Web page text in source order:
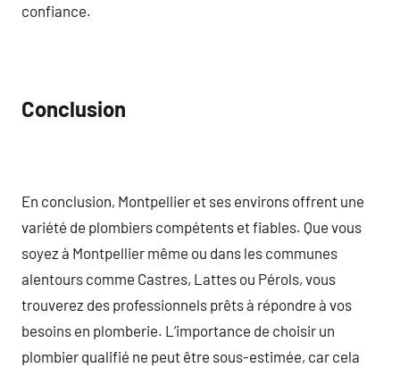
confiance.
Conclusion
En conclusion, Montpellier et ses environs offrent une
variété de plombiers compétents et fiables. Que vous
soyez à Montpellier même ou dans les communes
alentours comme Castres, Lattes ou Pérols, vous
trouverez des professionnels prêts à répondre à vos
besoins en plomberie. L’importance de choisir un
plombier qualifié ne peut être sous-estimée, car cela